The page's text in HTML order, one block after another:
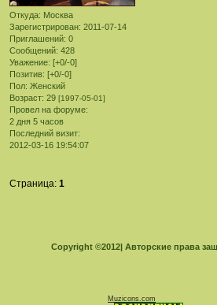
Откуда: Москва
Зарегистрирован: 2011-07-14
Приглашений: 0
Сообщений: 428
Уважение: [+0/-0]
Позитив: [+0/-0]
Пол: Женский
Возраст: 29 [1997-05-01]
Провел на форуме:
2 дня 5 часов
Последний визит:
2012-03-16 19:54:07
Страница:1
Copyright ©2012| Авторские права
Muzicons.com